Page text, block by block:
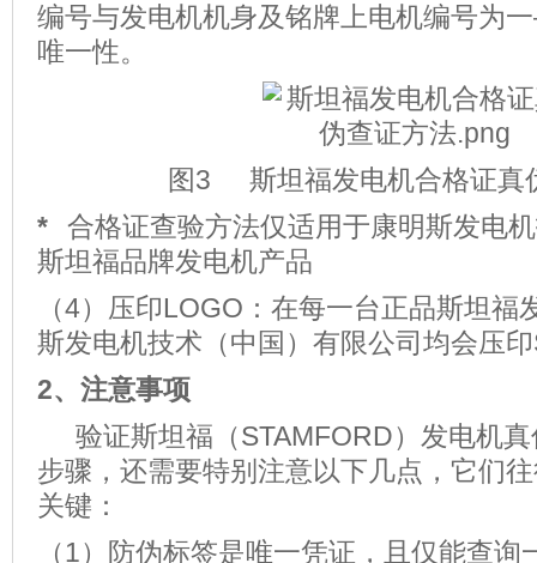
编号与发电机机身及铭牌上电机编号为
唯一性。
图3 斯坦福发电机合格证真
* 合格证查验方法仅适用于康明斯发电
斯坦福品牌发电机产品
（4）压印LOGO：在每一台正品斯坦福
斯发电机技术（中国）有限公司均会压
2、注意事项
验证斯坦福（STAMFORD）发电机真
步骤，还需要特别注意以下几点，它们
关键：
（1）防伪标签是唯一凭证，且仅能查